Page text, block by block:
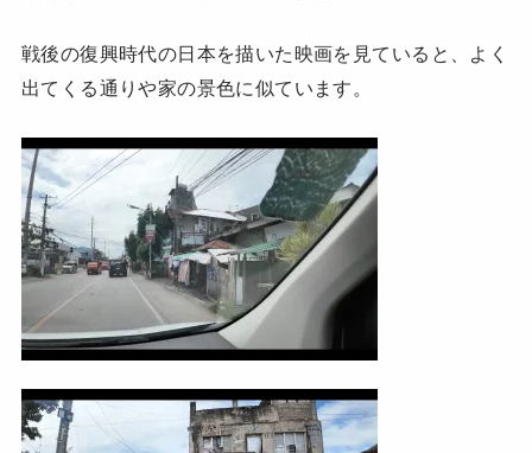
戦後の復興時代の日本を描いた映画を見ていると、よく
出てくる通りや家の景色に似ています。